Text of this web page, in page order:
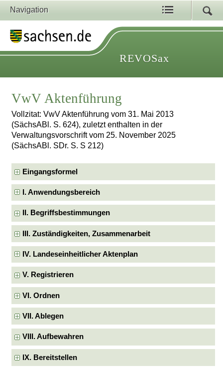
Navigation
REVOSax
VwV Aktenführung
Vollzitat: VwV Aktenführung vom 31. Mai 2013
(SächsABl. S. 624), zuletzt enthalten in der
Verwaltungsvorschrift vom 25. November 2025
(SächsABl. SDr. S. S 212)
Eingangsformel
I. Anwendungsbereich
II. Begriffsbestimmungen
III. Zuständigkeiten, Zusammenarbeit
IV. Landeseinheitlicher Aktenplan
V. Registrieren
VI. Ordnen
VII. Ablegen
VIII. Aufbewahren
IX. Bereitstellen